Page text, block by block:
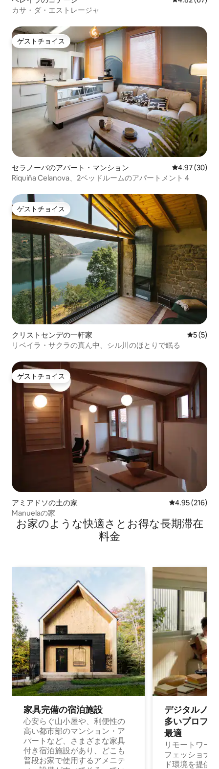
カサ・ダ・エストレージャ
ゲストチョイス
ゲストチョイス
セラノーバのアパート・マンション レビュー30
4.97 (30)
Riquiña Celanova、2ベッドルームのアパートメント 4
ゲストチョイス
ゲストチョイス
クリストセンデの一軒家 レビュー
5 (5)
リベイラ・サクラの真ん中、シル川のほとりで眠る
ゲストチョイス
ゲストチョイス
アミアドソの土の家 レビュー216
4.95 (216)
Manuelaの家
お家のような快⁠適⁠さ⁠とお⁠得⁠な長⁠期⁠滞⁠在
料⁠金
家具完備の宿⁠泊⁠施⁠設
心安らぐ山小屋や、利便性の
高い都市部のマンション・ア
パートなど、さまざまな家具
付き宿泊施設があり、どこも
普段お家で使用するアメニテ
デジタルノ
多⁠いプ⁠ロ⁠フ⁠
最⁠適
リモートワー
フェッショナ
ド環境を提供